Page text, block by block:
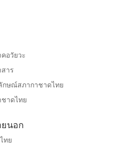
อวัยวะ
าร
กษณ์สภากาชาดไทย
าดไทย
ยนอก
ทย